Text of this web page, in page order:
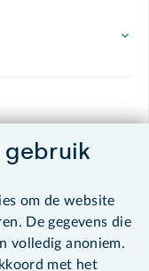
gebruik
om de website
De gegevens die
volledig anoniem.
met het